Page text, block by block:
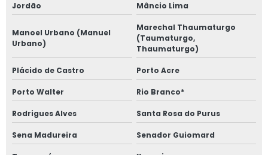
Jordão Mâncio Lima
Manoel Urbano (Manuel
Urbano)
Marechal Thaumaturgo
(Taumaturgo,
Thaumaturgo)
Plácido de Castro Porto Acre
Porto Walter Rio Branco*
Rodrigues Alves Santa Rosa do Purus
Sena Madureira Senador Guiomard